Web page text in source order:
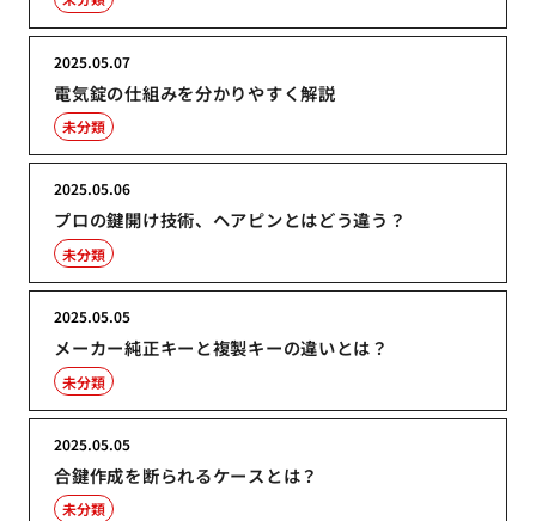
電気錠の仕組みを分かりやすく解説
2025.05.07
未分類
プロの鍵開け技術、ヘアピンとはどう違う？
2025.05.06
未分類
メーカー純正キーと複製キーの違いとは？
2025.05.05
未分類
合鍵作成を断られるケースとは？
2025.05.05
未分類